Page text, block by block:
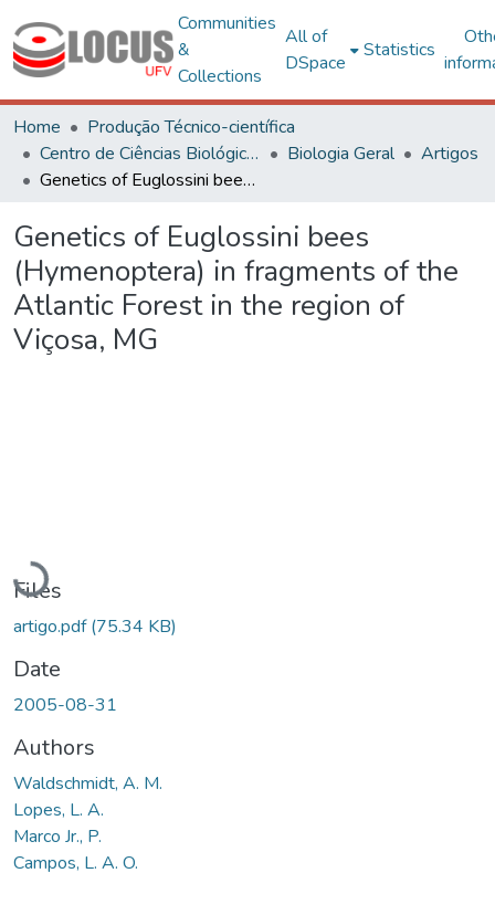
Communities
&
Collections
All of
DSpace
Statistics
Home
Produção Técnico-científica
Centro de Ciências Biológicas e da Saúde
Biologia Geral
Artigos
Genetics of Euglossini bees (Hymenoptera) in fragments of the Atlantic Forest in the region of Viçosa, MG
Genetics of Euglossini bees
(Hymenoptera) in fragments of the
Atlantic Forest in the region of
Viçosa, MG
Loading...
Files
artigo.pdf(75.34 KB)
Date
2005-08-31
Authors
Waldschmidt, A. M.
Lopes, L. A.
Marco Jr., P.
Campos, L. A. O.